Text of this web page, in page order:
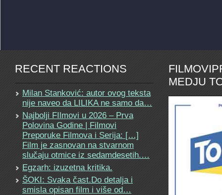
RECENT REACTIONS
Milan Stanković: autor ovog teksta
nije naveo da LILIKA ne samo da…
Najbolji FIlmovi u 2026 – Prva
Polovina Godine | Filmovi
Preporuke Filmova i Serija: […]
Film je zasnovan na stvarnom
slučaju otmice iz sedamdesetih.…
Egzarh: izuzetna kritika.
ŠOKI: Svaka čast.Do detalja i
smisla opisan film i više od…
MEDJU